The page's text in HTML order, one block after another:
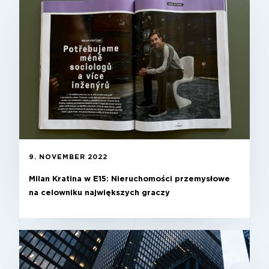
9. NOVEMBER 2022
Milan Kratina w E15: Nieruchomości przemysłowe
na celowniku największych graczy